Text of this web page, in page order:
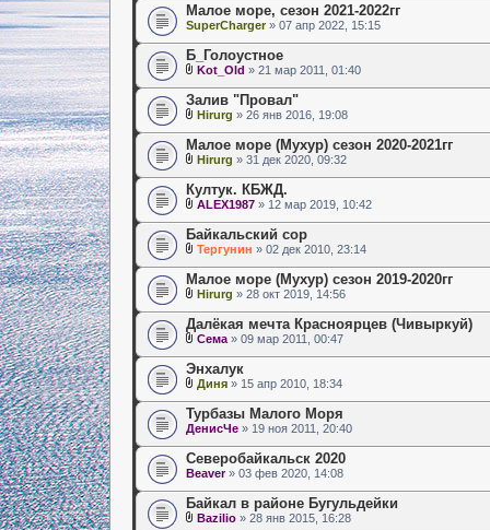
Малое море, сезон 2021-2022гг
SuperCharger» 07 апр 2022, 15:15
Б_Голоустное
Kot_Old » 21 мар 2011, 01:40
Залив "Провал"
Hirurg » 26 янв 2016, 19:08
Малое море (Мухур) сезон 2020-2021гг
Hirurg » 31 дек 2020, 09:32
Култук. КБЖД.
ALEX1987 » 12 мар 2019, 10:42
Байкальский сор
Тергунин » 02 дек 2010, 23:14
Малое море (Мухур) сезон 2019-2020гг
Hirurg » 28 окт 2019, 14:56
Далёкая мечта Красноярцев (Чивыркуй)
Сема » 09 мар 2011, 00:47
Энхалук
Диня » 15 апр 2010, 18:34
Турбазы Малого Моря
ДенисЧе » 19 ноя 2011, 20:40
Северобайкальск 2020
Beaver» 03 фев 2020, 14:08
Байкал в районе Бугульдейки
Bazilio » 28 янв 2015, 16:28